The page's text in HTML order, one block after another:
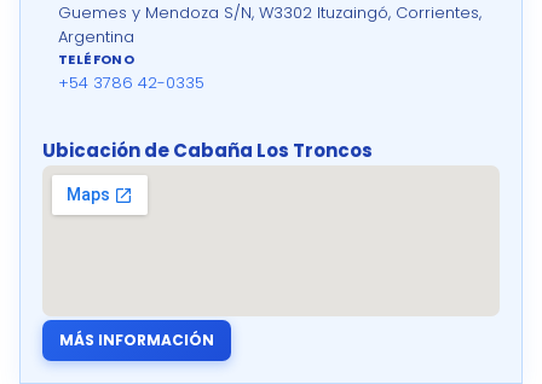
Guemes y Mendoza S/N, W3302 Ituzaingó, Corrientes,
Argentina
TELÉFONO
+54 3786 42-0335
Ubicación de Cabaña Los Troncos
MÁS INFORMACIÓN